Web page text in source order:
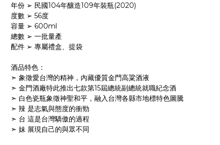
年份 ➢ 民國104年釀造109年裝瓶(2020)
度數 ➢ 56度
容量 ➢ 600ml
總數 ➢ 一批量產
配件 ➢ 專屬禮盒、提袋
酒品特色：
➣ 象徵愛台灣的精神，內藏優質金門高粱酒液
➣ 金門酒廠特此推出七款第15屆總統副總統就職紀念酒
➣ 白色瓷瓶象徵神聖和平，融入台灣各縣市地標特色圖騰
➣ 辣 是志氣與態度的衝勁
➣ 台 這是台灣驕傲的過程
➣ 妹 展現自己的與眾不同